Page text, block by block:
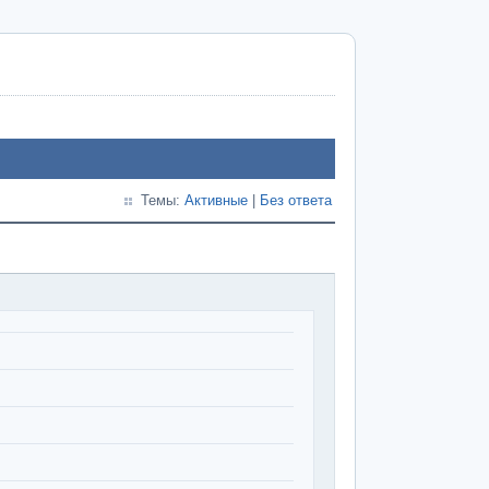
Темы: Активные Без ответа